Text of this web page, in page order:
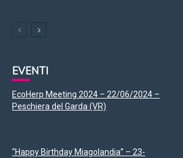
EVENTI
EcoHerp Meeting 2024 – 22/06/2024 –
Peschiera del Garda (VR)
“Happy Birthday Miagolandia” – 23-